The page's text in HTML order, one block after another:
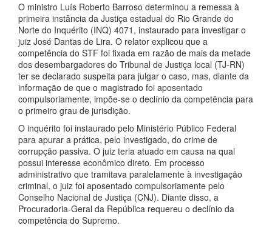
O ministro Luís Roberto Barroso determinou a remessa à
primeira instância da Justiça estadual do Rio Grande do
Norte do Inquérito (INQ) 4071, instaurado para investigar o
juiz José Dantas de Lira. O relator explicou que a
competência do STF foi fixada em razão de mais da metade
dos desembargadores do Tribunal de Justiça local (TJ-RN)
ter se declarado suspeita para julgar o caso, mas, diante da
informação de que o magistrado foi aposentado
compulsoriamente, impõe-se o declínio da competência para
o primeiro grau de jurisdição.
O inquérito foi instaurado pelo Ministério Público Federal
para apurar a prática, pelo investigado, do crime de
corrupção passiva. O juiz teria atuado em causa na qual
possui interesse econômico direto. Em processo
administrativo que tramitava paralelamente à investigação
criminal, o juiz foi aposentado compulsoriamente pelo
Conselho Nacional de Justiça (CNJ). Diante disso, a
Procuradoria-Geral da República requereu o declínio da
competência do Supremo.